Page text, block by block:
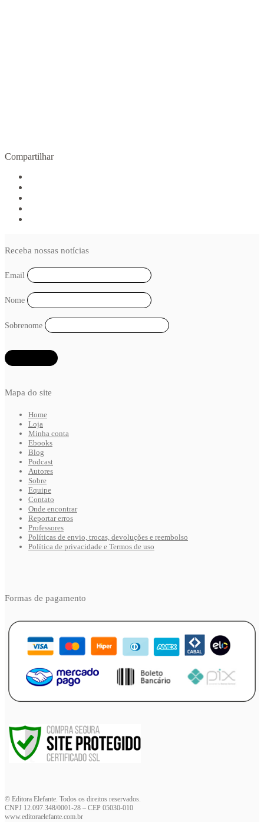
Compartilhar
Mapa do site
Home
Loja
Minha conta
Ebooks
Blog
Podcast
Autores
Sobre
Equipe
Contato
Onde encontrar
Reportar erros
Professores
Políticas de envio, trocas, devoluções e reembolso
Política de privacidade e Termos de uso
Receba nossas notícias
Email
Nome
Sobrenome
Formas de pagamento
© Editora Elefante. Todos os direitos reservados.
CNPJ 12.097.348/0001-28 – CEP 05030-010
www.editoraelefante.com.br